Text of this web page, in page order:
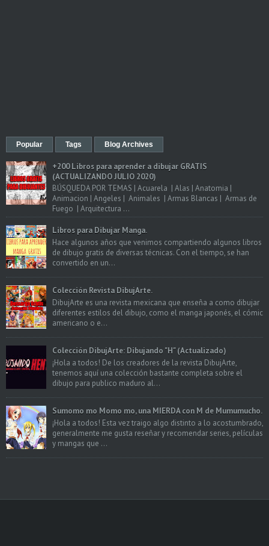
Popular Tags Blog Archives
+200 Libros para aprender a dibujar GRATIS
(ACTUALIZANDO JULIO 2020)
BÚSQUEDA POR TEMAS | Acuarela | Alas | Anatomia |
Animacion | Angeles | Animales | Armas Blancas | Armas de
Fuego | Arquitectura ...
Libros para Dibujar Manga.
Hace algunos años que venimos compartiendo algunos libros
de dibujo gratis de diversas técnicas. Con el tiempo, se han
convertido en un...
Colección Revista DibujArte.
DibujArte es una revista mexicana que enseña a como dibujar
diferentes estilos del dibujo, como el manga japonés, el cómic
americano o e...
Colección DibujArte: Dibujando "H" (Actualizado)
¡Hola a todos! De los creadores de la revista DibujArte,
tenemos aquí una colección bastante completa sobre el
dibujo para publico maduro al...
Sumomo mo Momo mo, una MIERDA con M de Mumumucho.
¡Hola a todos! Esta vez traigo algo distinto a lo acostumbrado,
generalmente me gusta reseñar y recomendar series, películas
y mangas que ...